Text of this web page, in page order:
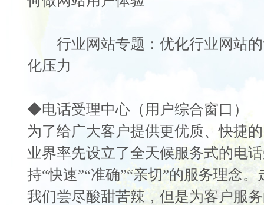
行业网站专题：优化行业网站的
化压力
◆电话受理中心（用户综合窗口）
为了给广大客户提供更优质、快捷的
业界率先设立了全天候服务式的电
持“快速”“准确”“亲切”的服务理念
我们尝尽酸甜苦辣，但是为客户服